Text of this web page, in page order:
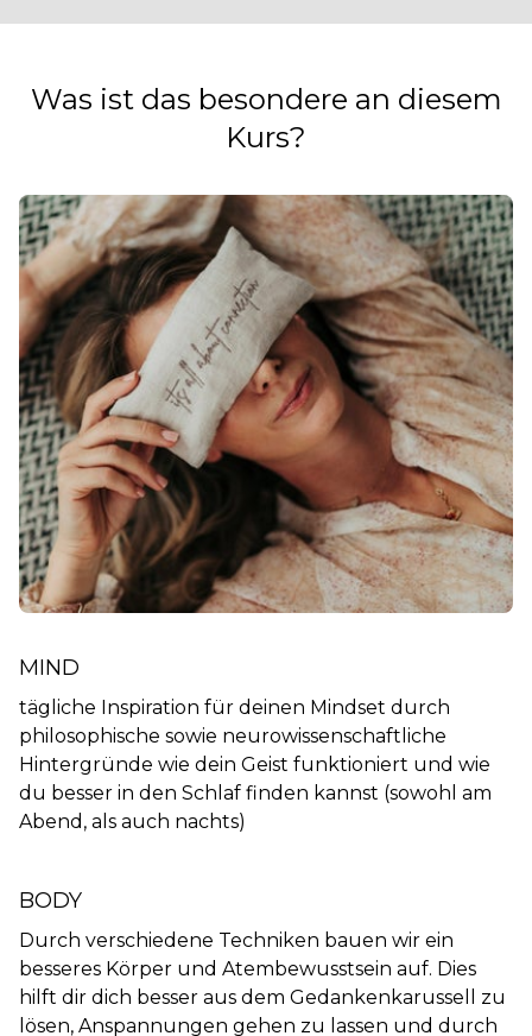
Was ist das besondere an diesem
Kurs?
MIND
tägliche Inspiration für deinen Mindset durch
philosophische sowie neurowissenschaftliche
Hintergründe wie dein Geist funktioniert und wie
du besser in den Schlaf finden kannst (sowohl am
Abend, als auch nachts)
BODY
Durch verschiedene Techniken bauen wir ein
besseres Körper und Atembewusstsein auf. Dies
hilft dir dich besser aus dem Gedankenkarussell zu
lösen, Anspannungen gehen zu lassen und durch